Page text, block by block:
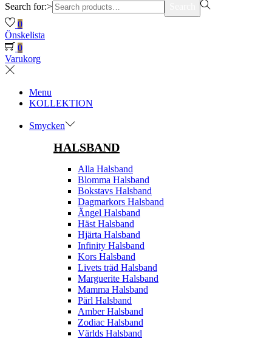
Search for:>
0
Önskelista
0
Varukorg
Menu
KOLLEKTION
Smycken
HALSBAND
Alla Halsband
Blomma Halsband
Bokstavs Halsband
Dagmarkors Halsband
Ängel Halsband
Häst Halsband
Hjärta Halsband
Infinity Halsband
Kors Halsband
Livets träd Halsband
Marguerite Halsband
Mamma Halsband
Pärl Halsband
Amber Halsband
Zodiac Halsband
Världs Halsband